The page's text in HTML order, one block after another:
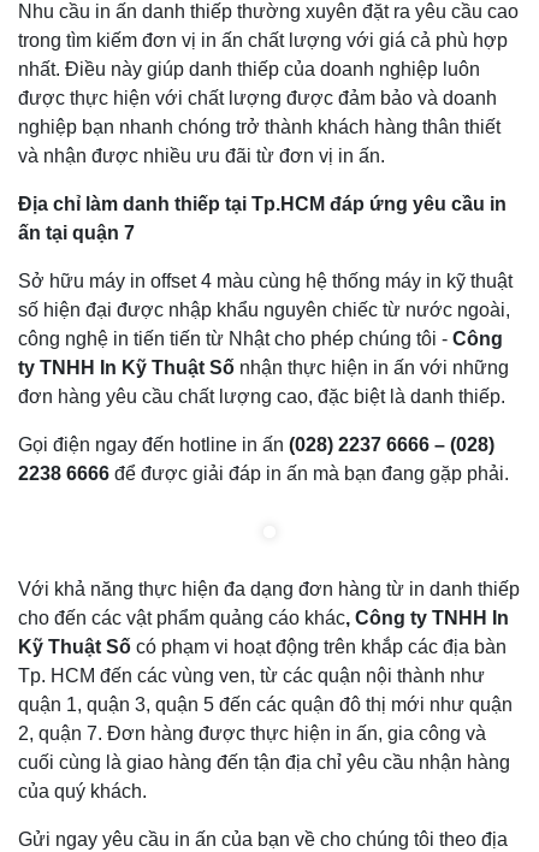
Nhu cầu in ấn danh thiếp thường xuyên đặt ra yêu cầu cao
trong tìm kiếm đơn vị in ấn chất lượng với giá cả phù hợp
nhất. Điều này giúp danh thiếp của doanh nghiệp luôn
được thực hiện với chất lượng được đảm bảo và doanh
nghiệp bạn nhanh chóng trở thành khách hàng thân thiết
và nhận được nhiều ưu đãi từ đơn vị in ấn.
Địa chỉ làm danh thiếp tại Tp.HCM đáp ứng yêu cầu in
ấn tại quận 7
Sở hữu máy in offset 4 màu cùng hệ thống máy in kỹ thuật
số hiện đại được nhập khẩu nguyên chiếc từ nước ngoài,
công nghệ in tiến tiến từ Nhật cho phép chúng tôi - Công
ty TNHH In Kỹ Thuật Số nhận thực hiện in ấn với những
đơn hàng yêu cầu chất lượng cao, đặc biệt là danh thiếp.
Gọi điện ngay đến hotline in ấn (028) 2237 6666 – (028)
2238 6666 để được giải đáp in ấn mà bạn đang gặp phải.
Với khả năng thực hiện đa dạng đơn hàng từ in danh thiếp
cho đến các vật phẩm quảng cáo khác, Công ty TNHH In
Kỹ Thuật Số có phạm vi hoạt động trên khắp các địa bàn
Tp. HCM đến các vùng ven, từ các quận nội thành như
quận 1, quận 3, quận 5 đến các quận đô thị mới như quận
2, quận 7. Đơn hàng được thực hiện in ấn, gia công và
cuối cùng là giao hàng đến tận địa chỉ yêu cầu nhận hàng
của quý khách.
Gửi ngay yêu cầu in ấn của bạn về cho chúng tôi theo địa